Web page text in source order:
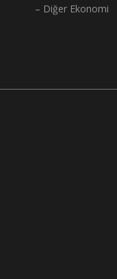
– Diğer Ekonomi